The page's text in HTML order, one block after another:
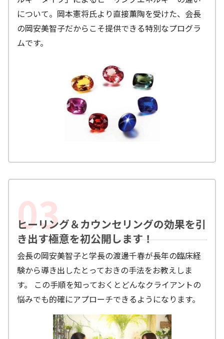
について。岡本憲将氏より直接薫陶を受けた、会長
の岡安美智子だからこそ提供できる特別なプログラ
ムです。
ヒーリング＆カウンセリングの効果を引
き出す極意を初公開します！
会長の岡安美智子と学長の渡邊千春が長年の臨床経
験から導き出したとっておきの手法をお教えしま
す。 この手順を知っておくとどんなクライアントの
悩みでも的確にアプローチできるようになります。